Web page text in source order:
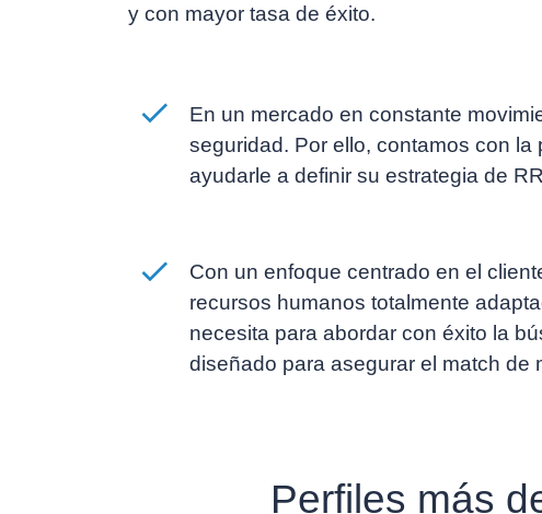
y con mayor tasa de éxito.
En un mercado en constante
seguridad. Por ello, contamos con
ayudarle a definir su estrategia de
Con un enfoque centrado en el
recursos humanos totalmente
necesita para abordar con éxito la
diseñado para asegurar el match de
Perfiles más